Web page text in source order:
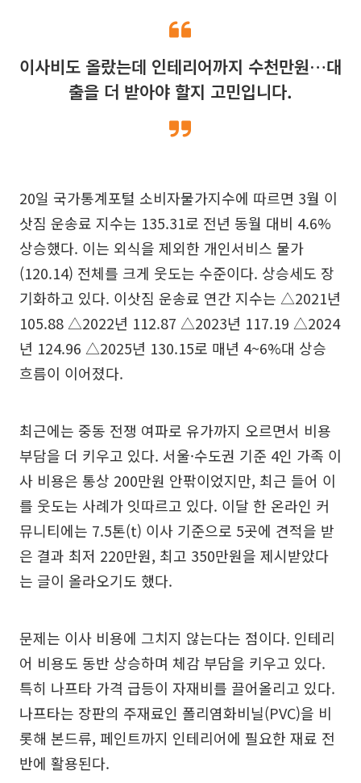
이사비도 올랐는데 인테리어까지 수천만원…대
출을 더 받아야 할지 고민입니다.
20일 국가통계포털 소비자물가지수에 따르면 3월 이
삿짐 운송료 지수는 135.31로 전년 동월 대비 4.6%
상승했다. 이는 외식을 제외한 개인서비스 물가
(120.14) 전체를 크게 웃도는 수준이다. 상승세도 장
기화하고 있다. 이삿짐 운송료 연간 지수는 △2021년
105.88 △2022년 112.87 △2023년 117.19 △2024
년 124.96 △2025년 130.15로 매년 4~6%대 상승
흐름이 이어졌다.
최근에는 중동 전쟁 여파로 유가까지 오르면서 비용
부담을 더 키우고 있다. 서울·수도권 기준 4인 가족 이
사 비용은 통상 200만원 안팎이었지만, 최근 들어 이
를 웃도는 사례가 잇따르고 있다. 이달 한 온라인 커
뮤니티에는 7.5톤(t) 이사 기준으로 5곳에 견적을 받
은 결과 최저 220만원, 최고 350만원을 제시받았다
는 글이 올라오기도 했다.
문제는 이사 비용에 그치지 않는다는 점이다. 인테리
어 비용도 동반 상승하며 체감 부담을 키우고 있다.
특히 나프타 가격 급등이 자재비를 끌어올리고 있다.
나프타는 장판의 주재료인 폴리염화비닐(PVC)을 비
롯해 본드류, 페인트까지 인테리어에 필요한 재료 전
반에 활용된다.